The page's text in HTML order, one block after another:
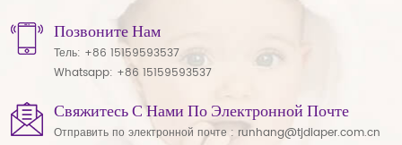
Позвоните Нам
Тель: +86 15159593537
Whatsapp: +86 15159593537
Свяжитесь С Нами По Электронной Почте
Отправить по электронной почте : runhang@tjdiaper.com.cn